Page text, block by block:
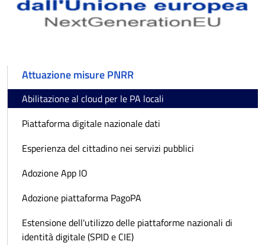
Attuazione misure PNRR
Abilitazione al cloud per le PA locali
Piattaforma digitale nazionale dati
Esperienza del cittadino nei servizi pubblici
Adozione App IO
Adozione piattaforma PagoPA
Estensione dell'utilizzo delle piattaforme nazionali di
identità digitale (SPID e CIE)